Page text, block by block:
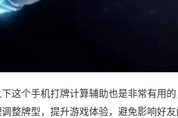
这个手机打牌计算辅助也是非常有用
整牌型，提升游戏体验，避免影响好友